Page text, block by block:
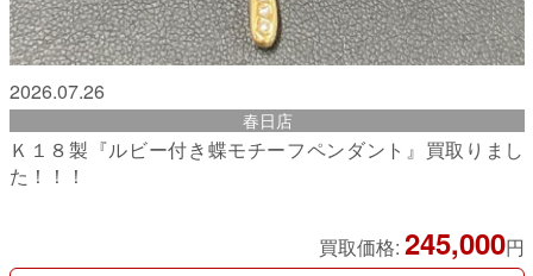
2026.07.26
春日店
Ｋ１８製『ルビー付き蝶モチーフペンダント』買取りまし
た！！！
買取価格: 245,000円